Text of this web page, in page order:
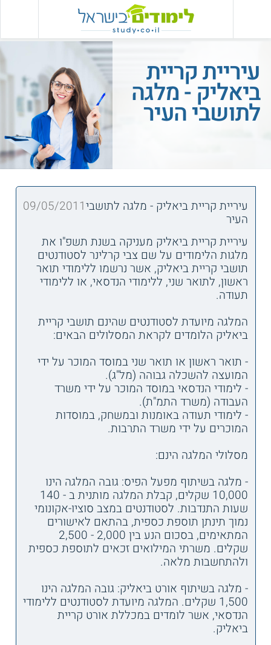
עיריית קריית
ביאליק - מלגה
לתושבי העיר
עיריית קריית ביאליק - מלגה לתושבי
העיר
09/05/2011
עיריית קריית ביאליק מעניקה בשנת תשפ"ו את
מלגות הלימודים על שם צבי קרלינר לסטודנטים
תושבי קריית ביאליק, אשר נרשמו ללימודי תואר
ראשון, לתואר שני, ללימודי הנדסאי, או ללימודי
תעודה.
המלגה מיועדת לסטודנטים שהינם תושבי קריית
ביאליק הלומדים לקראת המסלולים הבאים:
- תואר ראשון או תואר שני במוסד המוכר על ידי
המועצה להשכלה גבוהה (מל"ג).
- לימודי הנדסאי במוסד המוכר על ידי משרד
העבודה (משרד התמ"ת).
- לימודי תעודה באומנות ובמשחק, במוסדות
המוכרים על ידי משרד התרבות.
מסלולי המלגה הינם:
- מלגה בשיתוף מפעל הפיס: גובה המלגה הינו
10,000 שקלים, קבלת המלגה מותנית ב - 140
שעות התנדבות. לסטודנטים במצב סוציו-אקונומי
נמוך תינתן תוספת כספית, בהתאם לאישורים
המתאימים, בסכום הנע בין 2,000 - 2,500
שקלים. משרתי המילואים זכאים לתוספת כספית
ולהתחשבות מלאה.
- מלגה בשיתוף אורט ביאליק: גובה המלגה הינו
1,500 שקלים. המלגה מיועדת לסטודנטים ללימודי
הנדסאי, אשר לומדים במכללת אורט קריית
ביאליק.